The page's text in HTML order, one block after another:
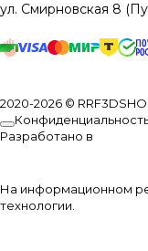
ул. Смирновская 8
2020-2026 ©
Разработано в
На информационном
технологии